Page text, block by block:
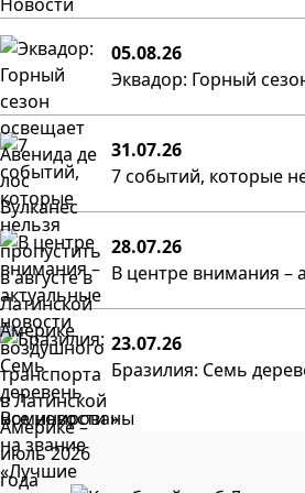
05.08.26
Эквадор: Горный
31.07.26
7 событий, которые
28.07.26
В центре внимания –
23.07.26
Бразилия: Семь
Все новости »